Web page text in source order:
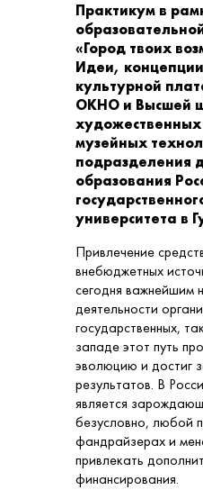
Практикум в
«Город твоих
Идеи,
культурной
ОКНО и Высшей
художественных
музейных
подразделения
образования
университета в
Привлечение
внебюджетных
сегодня важнейшим
деятельности
государственных,
западе этот путь
эволюцию и достиг
результатов. В
является
безусловно, любой
фандрайзерах и
привлекать
финансирования.